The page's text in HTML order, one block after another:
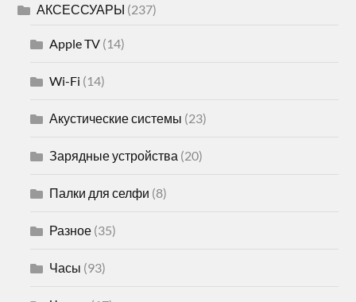
АКСЕССУАРЫ (237)
Apple TV (14)
Wi-Fi (14)
Акустические системы (23)
Зарядные устройства (20)
Палки для селфи (8)
Разное (35)
Часы (93)